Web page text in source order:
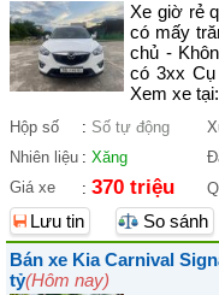
Xe giờ rẻ
có mấy
chủ -
có 3xx Cụ
Xem xe
Hộp số : Số tự động
Nhiên liệu : Xăng
Giá xe
: 370 triệu
Lưu tin
So sánh
Bán xe Kia Carnival
tỷ(Hôm nay)